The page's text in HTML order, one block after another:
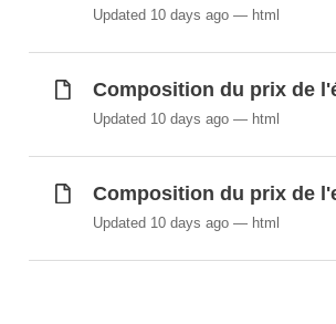
Synchronisé automatiquement
Updated 10 days ago html
Composition du prix de
Updated 10 days ago html
Composition du prix de
Updated 10 days ago html